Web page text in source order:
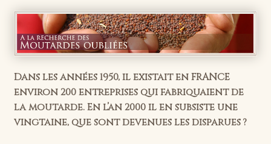
Dans les années 1950, il existait en FRANCE
environ 200 entreprises qui fabriquaient de
la moutarde. En l’an 2000 il en subsiste une
vingtaine, que sont devenues les disparues ?